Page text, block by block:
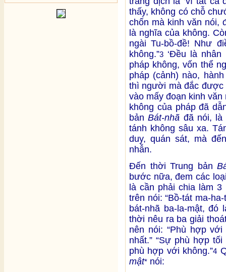
thấy, không có chỗ
chốn mà kinh văn nói,
là nghĩa của không.
ngài Tu-bồ-đề! Như
không.”3 ‘Đều là
pháp không, vốn thể
pháp (cảnh) nào,
thì người mà đắc được
vào mấy đoạn kinh
không của pháp đã
bảnBát-nhã đã nói, là
tánh không sâu xa.
duy, quán sát, mà
nhẫn.
Đến thời Trung bản
bước nữa, đem các
là cần phải chia làm
trên nói: “Bồ-tát ma-
bát-nhã ba-la-mật, đó
thời nêu ra ba giải
nên nói: “Phù hợp
nhất.” “Sự phù hợp
phù hợp với không.”4
mật* nói: